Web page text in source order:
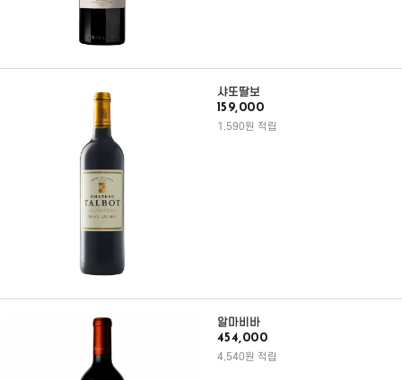
샤또딸보
159,000
1,590원 적립
알마비바
454,000
4,540원 적립